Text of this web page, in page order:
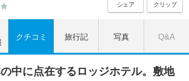
シェア クリップ
クチコミ 旅行記 写真 Q&A
中に点在するロッジホテル。敷地